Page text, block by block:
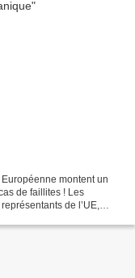
montent un
de faillites ! Les
de l’UE,